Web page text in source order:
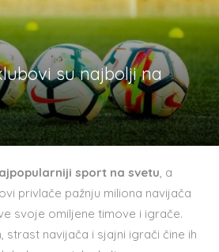
su najbolji na
sport na svetu, a
privlače pažnju miliona navijača
svoje omiljene timove i igrače.
strast navijača i sjajni igrači čine ih